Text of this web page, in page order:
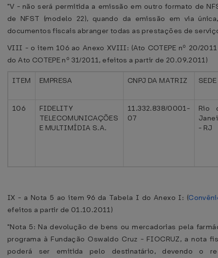
"V - não será permitida a emissão em outro formato de
de NFST (modelo 22), quando da emissão em via
documentos fiscais abranger todas as prestações de
VIII - o item 106 ao Anexo XVIII: (Ato COTEPE nº 20/
do Ato COTEPE nº 31/2011, efeitos a partir de 20.09.2011)
ITEM EMPRESA CNPJ DA MATRIZ SEDE
106
FIDELITY
TELECOMUNICAÇÕES
E MULTIMÍDIA S.A.
11.332.838/0001-
07
Rio
- RJ
IX - a Nota 5 ao item 96 da Tabela I do Anexo I: (
efeitos a partir de 01.10.2011)
"Nota 5: Na devolução de bens ou mercadorias pela
programa à Fundação Oswaldo Cruz - FIOCRUZ, a nota
poderá ser emitida pelo destinatário, devendo o